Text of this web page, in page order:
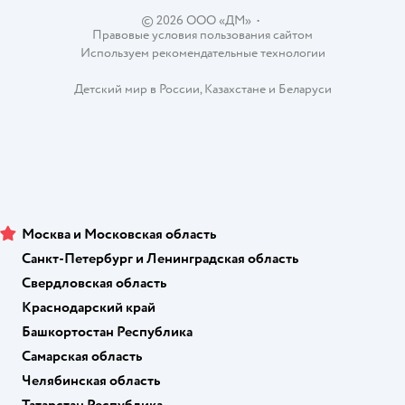
© 2026 ООО «ДМ»•
Правовые условия пользования сайтом
Используем рекомендательные технологии
Детский мир в России,Казахстанеи Беларуси
Москва и Московская область
Санкт-Петербург и Ленинградская область
Свердловская область
Краснодарский край
Башкортостан Республика
Самарская область
Челябинская область